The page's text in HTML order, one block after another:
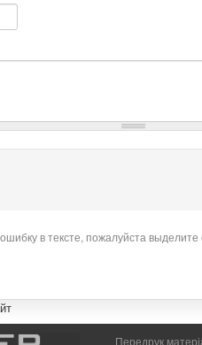
в тексте, пожалуйста
Передрук